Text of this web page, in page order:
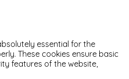
essential for the
These cookies ensure basic
features of the website,